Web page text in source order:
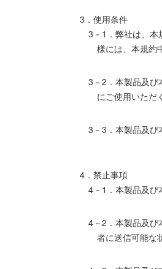
3．使用条件
3－1．弊社は、本
様には、本規約
3－2．本製品及び
にご使用いただ
3－3．本製品及び
4．禁止事項
4－1．本製品及び
4－2．本製品及び
者に送信可能な